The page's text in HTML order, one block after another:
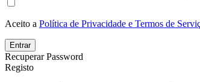
Aceito a Política de Privacidade e Termos de
Entrar
Recuperar Password
Registo